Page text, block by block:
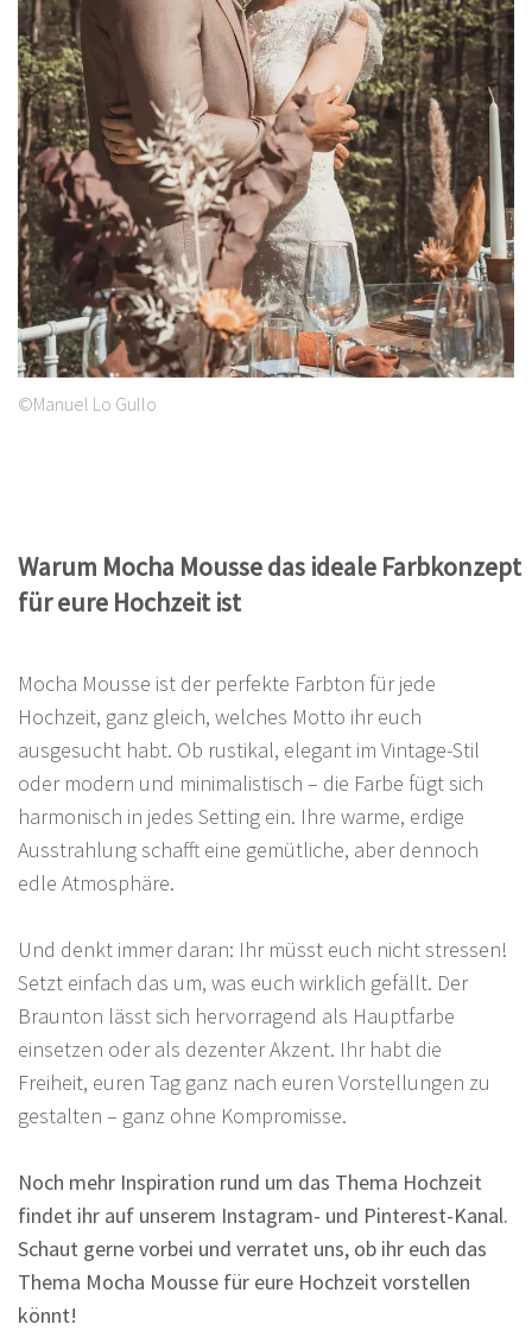
©Manuel Lo Gullo
Warum Mocha Mousse das ideale Farbkonzept
für eure Hochzeit ist
Mocha Mousse ist der perfekte Farbton für jede
Hochzeit, ganz gleich, welches Motto ihr euch
ausgesucht habt. Ob rustikal, elegant im Vintage-Stil
oder modern und minimalistisch – die Farbe fügt sich
harmonisch in jedes Setting ein. Ihre warme, erdige
Ausstrahlung schafft eine gemütliche, aber dennoch
edle Atmosphäre.
Und denkt immer daran: Ihr müsst euch nicht stressen!
Setzt einfach das um, was euch wirklich gefällt. Der
Braunton lässt sich hervorragend als Hauptfarbe
einsetzen oder als dezenter Akzent. Ihr habt die
Freiheit, euren Tag ganz nach euren Vorstellungen zu
gestalten – ganz ohne Kompromisse.
Noch mehr Inspiration rund um das Thema Hochzeit
findet ihr auf unserem Instagram- und Pinterest-Kanal.
Schaut gerne vorbei und verratet uns, ob ihr euch das
Thema Mocha Mousse für eure Hochzeit vorstellen
könnt!